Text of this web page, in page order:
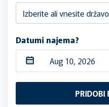
Izberite ali vnesite državo
Datumi najema?
PRIDOBI